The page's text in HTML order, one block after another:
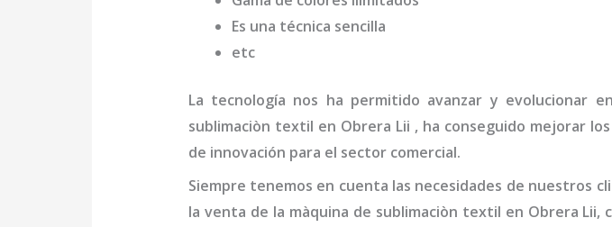
Es una técnica sencilla
etc
La tecnología nos ha permitido avanzar y evolucionar
sublimaciòn textil en Obrera Lii , ha conseguido mejorar
de innovación para el sector comercial.
Siempre tenemos en cuenta las necesidades de nuestros
la venta de la màquina de sublimaciòn textil en Obrera Lii,